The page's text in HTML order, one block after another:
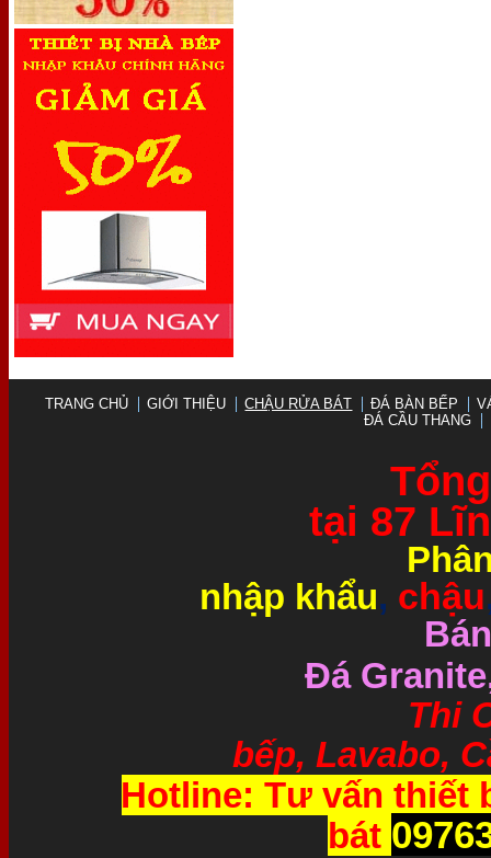
TRANG CHỦ GIỚI THIỆU CHẬU RỬA BÁT ĐÁ BÀN BẾP
ĐÁ CẦU THANG
tại 87
nhập khẩu, chậu
Đá
Thi Công và
bếp, Lavabo,
Hotline: Tư vấn thiết
bát